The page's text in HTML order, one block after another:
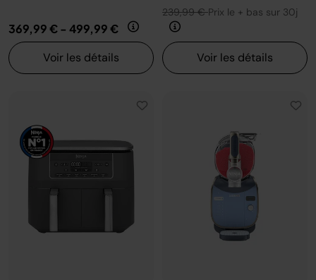
369,99 €- 499,99 €
Voir les détails
239,99 €Prix le + bas sur 30j
Voir les détails